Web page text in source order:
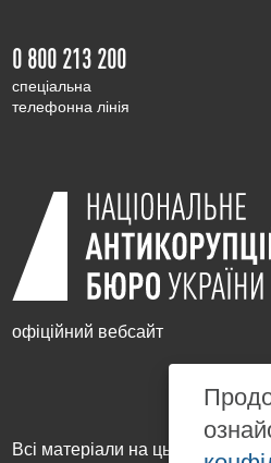
0 800 213 200
cпеціальна
телефонна лінія
офіційний вебсайт
Всі матеріали на цьому сайті